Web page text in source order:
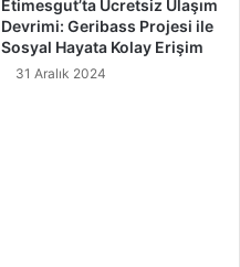
Etimesgut’ta Ücretsiz Ulaşım
Devrimi: Geribass Projesi ile
Sosyal Hayata Kolay Erişim
31 Aralık 2024